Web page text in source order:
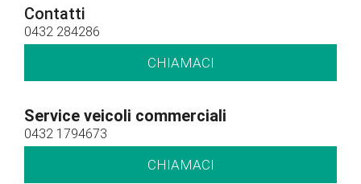
Contatti
0432 284286
CHIAMACI
Service veicoli commerciali
0432 1794673
CHIAMACI